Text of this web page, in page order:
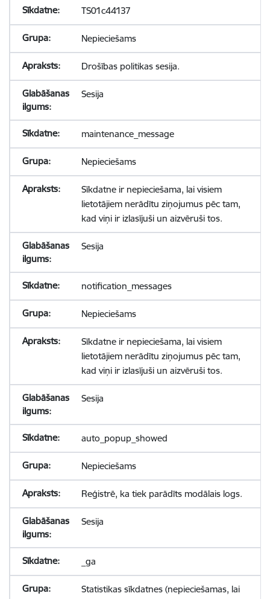
TS01c44137
Nepieciešams
Drošības politikas sesija.
Sesija
maintenance_message
Nepieciešams
Sīkdatne ir nepieciešama, lai visiem
lietotājiem nerādītu ziņojumus pēc tam,
kad viņi ir izlasījuši un aizvēruši tos.
Sesija
notification_messages
Nepieciešams
Sīkdatne ir nepieciešama, lai visiem
lietotājiem nerādītu ziņojumus pēc tam,
kad viņi ir izlasījuši un aizvēruši tos.
Sesija
auto_popup_showed
Nepieciešams
Reģistrē, ka tiek parādīts modālais logs.
Sesija
_ga
Statistikas sīkdatnes (nepieciešamas, lai